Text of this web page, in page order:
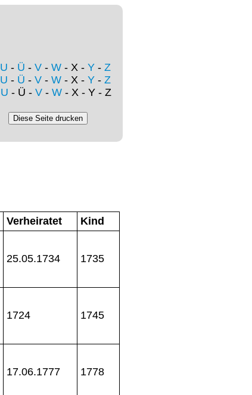
U - Ü - V - W - X - Y - Z
U - Ü - V - W - X - Y - Z
U - Ü - V- W- X - Y - Z
Verheiratet
Kind
25.05.1734 1735
1724 1745
17.06.1777 1778